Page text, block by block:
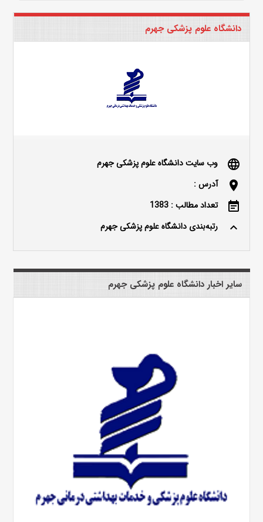
دانشگاه علوم پزشکی جهرم
language وب سایت دانشگاه علوم پزشکی جهرم
location_on آدرس :
event_note تعداد مطالب : 1383
keyboard_arrow_up رتبه‌بندی دانشگاه علوم پزشکی جهرم
سایر اخبار دانشگاه علوم پزشکی جهرم